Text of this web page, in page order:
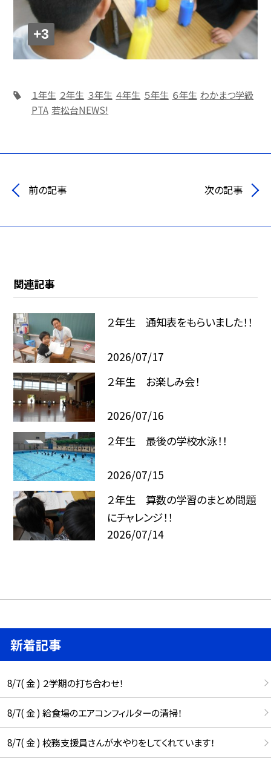
+3
１年生 ２年生 ３年生 ４年生 ５年生 ６年生 わかまつ学級
PTA 若松台NEWS!
前の記事 次の記事
関連記事
２年生 通知表をもらいました！！
2026/07/17
２年生 お楽しみ会！
2026/07/16
２年生 最後の学校水泳！！
2026/07/15
２年生 算数の学習のまとめ問題
にチャレンジ！！
2026/07/14
新着記事
8/7( 金 ) ２学期の打ち合わせ！
8/7( 金 ) 給食場のエアコンフィルターの清掃！
8/7( 金 ) 校務支援員さんが水やりをしてくれています！